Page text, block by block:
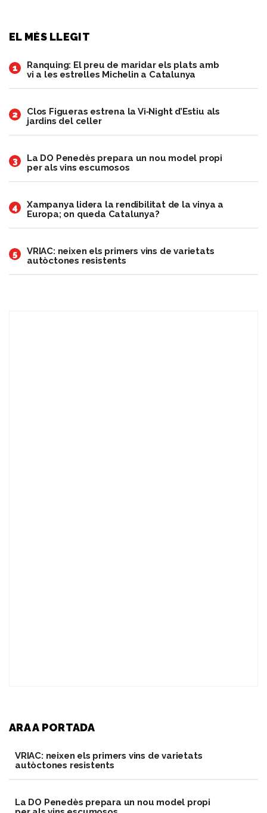
EL MÉS LLEGIT
1
Ranquing: El preu de maridar els plats amb
vi a les estrelles Michelin a Catalunya
2
Clos Figueras estrena la Vi‑Night d’Estiu als
jardins del celler
3
​La DO Penedès prepara un nou model propi
per als vins escumosos
4
Xampanya lidera la rendibilitat de la vinya a
Europa; on queda Catalunya?
5
VRIAC: neixen els primers vins de varietats
autòctones resistents
ARA A PORTADA
VRIAC: neixen els primers vins de varietats
autòctones resistents
​La DO Penedès prepara un nou model propi